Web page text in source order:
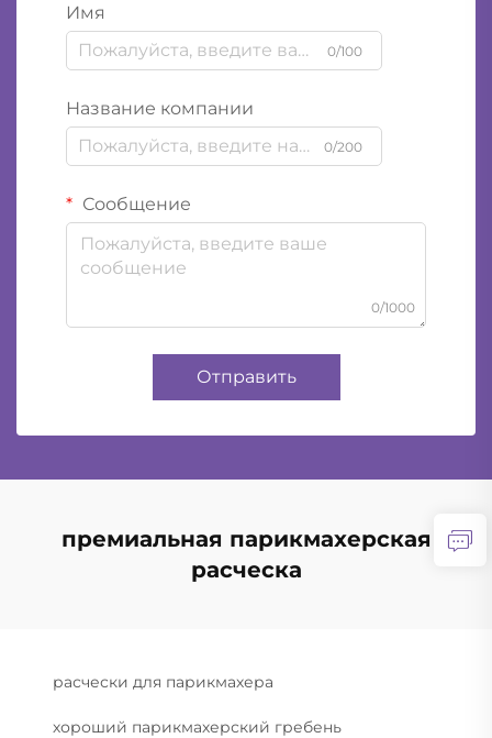
Имя
0/100
Название компании
0/200
Сообщение
0/1000
Отправить
премиальная парикмахерская
расческа
расчески для парикмахера
хороший парикмахерский гребень